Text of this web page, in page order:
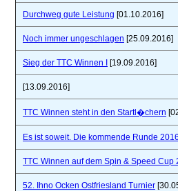
Durchweg gute Leistung [01.10.2016]
Noch immer ungeschlagen [25.09.2016]
Sieg der TTC Winnen I [19.09.2016]
[13.09.2016]
TTC Winnen steht in den Startl�chern
Es ist soweit. Die kommende Runde
TTC Winnen auf dem Spin & Speed Cup
52. Ihno Ocken Ostfriesland Turnier